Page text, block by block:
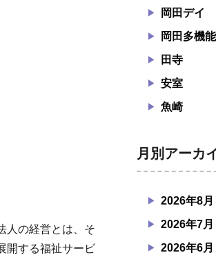
人の経営とは、そ
開する福祉サービ
岡田デイ
岡田多機能
田寺
安室
魚崎
月別アーカ
2026年8月
2026年7月
2026年6月